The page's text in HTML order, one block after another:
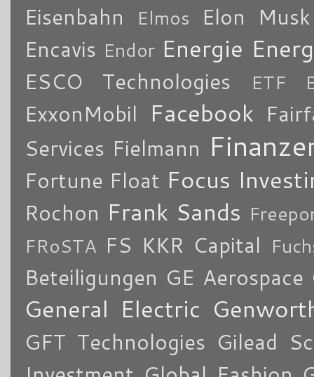
Eisenbahn
Elmos
Elon Musk
Encavis Endor Energie
ESCO Technologies ETF
ExxonMobil Facebook
Services Fielmann
Fortune Float Focus
Rochon Frank Sands
FRoSTA FS KKR Capital
Beteiligungen GE Aerospace
General Electric
GFT Technologies Gilead